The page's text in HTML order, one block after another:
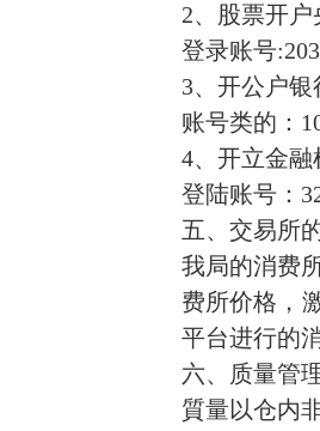
2、股票开
登录账号
3、开公户
账号类的：
4、开立金
登陆账号：
五、交易所
我局的消费
费所价格，
平台进行的
六、质量管
質量以仓内